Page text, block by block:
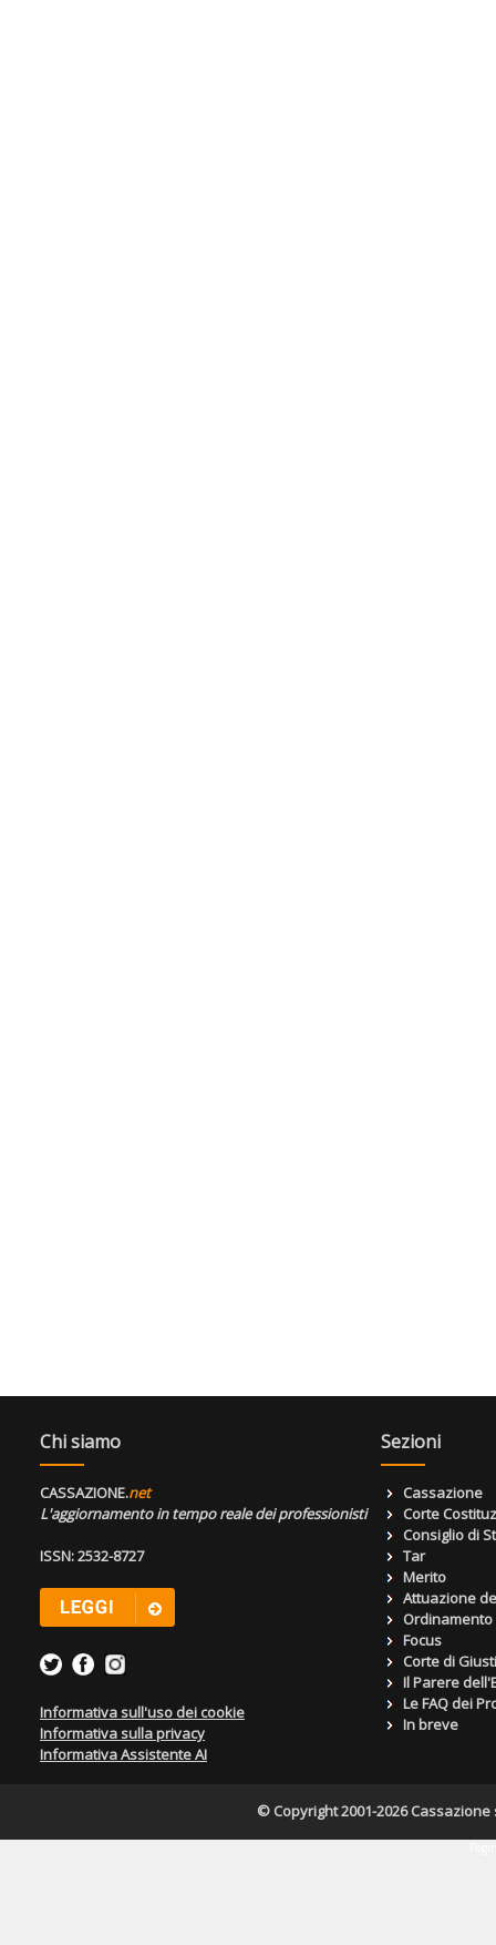
Chi siamo
CASSAZIONE.net
L'aggiornamento in tempo reale dei professionisti
ISSN: 2532-8727
Informativa sull'uso dei cookie
Informativa sulla privacy
Informativa Assistente AI
Sezioni
Cassazione
Corte
Consiglio di
Tar
Merito
Attuazione
Focus
Corte di
Il Parere
Le FAQ dei
In breve
© Copyright 2001-2026 Cassazione